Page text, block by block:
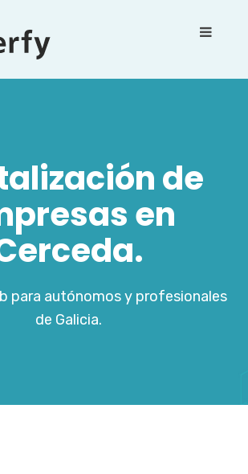
de
en
para autónomos y profesionales
de Galicia.